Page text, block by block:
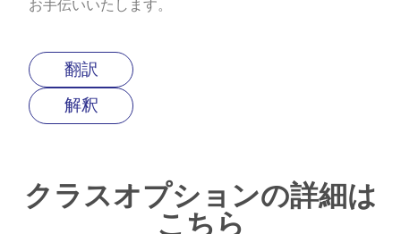
お手伝いいたします。
翻訳
解釈
クラスオプションの詳細は
こちら